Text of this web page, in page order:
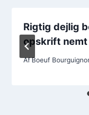
Rigtig dejlig
opskrift
AfBoeuf